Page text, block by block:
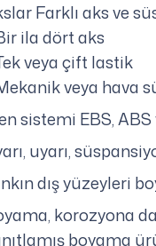
Farklı aks ve
ila dört aks
veya çift lastik
veya hava
sistemi EBS,
uyarı,
dış yüzeyleri
korozyona
boyama